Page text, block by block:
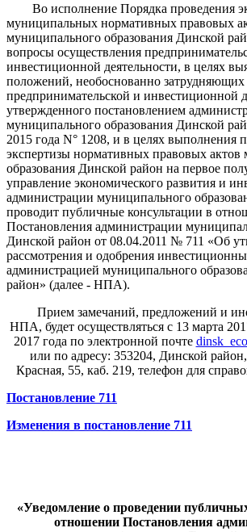
Во исполнение Порядка проведения
муниципальных нормативных правовых
муниципального образования Динской
вопросы осуществления
инвестиционной деятельности, в целях
положений, необоснованно затрудняющих
предпринимательской и инвестиционной
утвержденного постановлением
муниципального образования Динской
2015 года N° 1208, и в целях выполнения
экспертизы нормативных правовых актов
образования Динской район на первое
управление экономического развития и
администрации муниципального
проводит публичные консультации в
Постановления администрации
Динской район от 08.04.2011 № 711 «Об
рассмотрения и одобрения
администрацией муниципального
район» (далее - НПА).
Прием замечаний, предложений и
НПА, будет осуществляться с 13 марта
2017 года по электронной почте
или по адресу: 353204, Динской
Красная, 55, каб. 219, телефон для
Постановление 711
Изменения в постановление 711
«Уведомление о проведении
отношении Постановления